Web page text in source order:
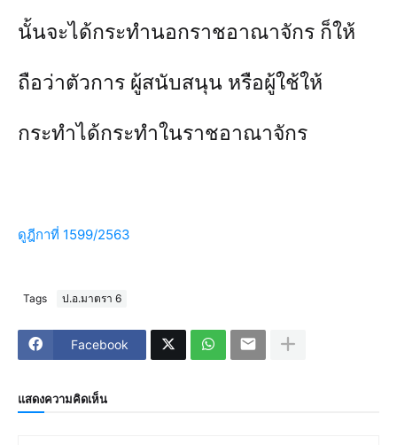
นั้นจะได้กระทำนอกราชอาณาจักร ก็ให้
ถือว่าตัวการ ผู้สนับสนุน หรือผู้ใช้ให้
กระทำได้กระทำในราชอาณาจักร
ดูฎีกาที่ 1599/2563
Tags ป.อ.มาตรา 6
Facebook
แสดงความคิดเห็น